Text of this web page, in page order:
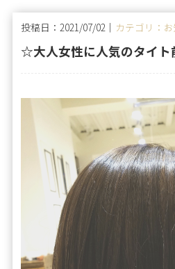
投稿日：2021/07/02｜ カテゴリ：
☆大人女性に人気のタイ